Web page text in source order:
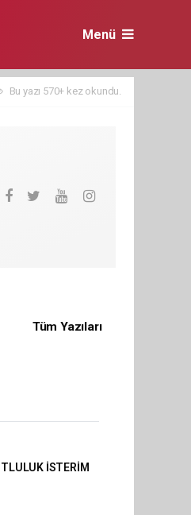
Menü
Bu yazı 570+ kez okundu.
Tüm Yazıları
İSTERİM